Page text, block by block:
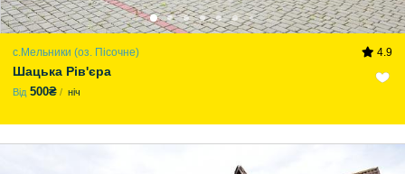
с.Мельники (оз. Пісочне) 4.9
Шацька Рів'єра
Від 500₴ ніч